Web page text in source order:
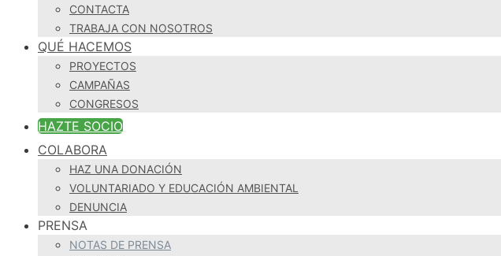
CONTACTA
TRABAJA CON NOSOTROS
QUÉ HACEMOS
PROYECTOS
CAMPAÑAS
CONGRESOS
HAZTE SOCIO
COLABORA
HAZ UNA DONACIÓN
VOLUNTARIADO Y EDUCACIÓN AMBIENTAL
DENUNCIA
PRENSA
NOTAS DE PRENSA